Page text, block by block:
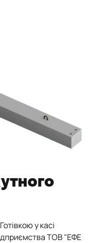
у касі
ТОВ "ЕФЕ